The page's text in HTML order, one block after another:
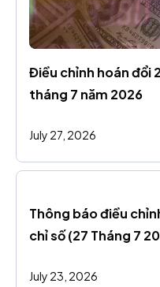
Điều chỉnh hoán đổi
tháng 7 năm 2026
July 27, 2026
Thông báo điều
chỉ số (27 Tháng 7
July 23, 2026